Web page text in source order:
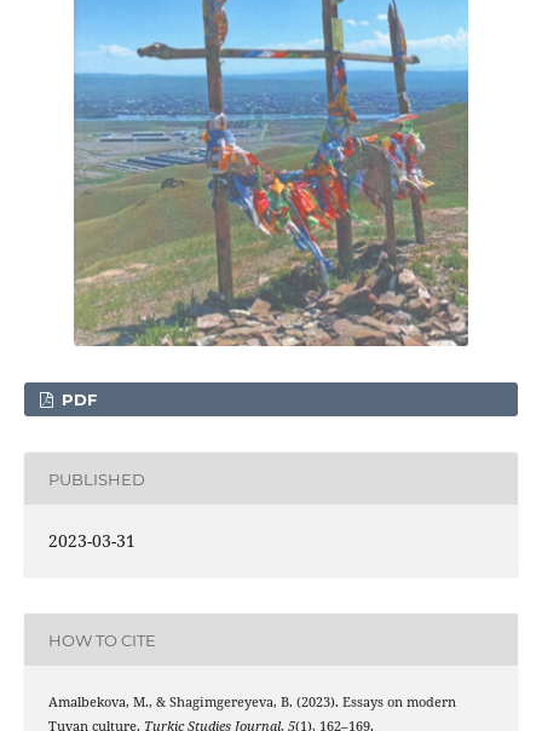
PDF
PUBLISHED
2023-03-31
HOW TO CITE
Amalbekova, M., & Shagimgereyeva, B. (2023). Essays on modern
Tuvan culture. Turkic Studies Journal, 5(1), 162–169.